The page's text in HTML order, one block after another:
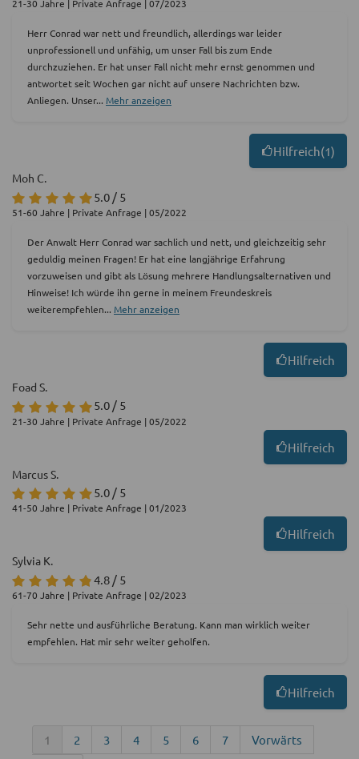
21-30 Jahre | Private Anfrage | 07/2023
Herr Conrad war nett und freundlich, allerdings war leider
unprofessionell und unfähig, um unser Fall bis zum Ende
durchzuziehen. Er hat unser Fall nicht mehr ernst genommen und
antwortet seit Wochen gar nicht auf unsere Nachrichten bzw.
Anliegen. Unser... Mehr anzeigen
Hilfreich(1)
Moh C.
5.0 / 5
51-60 Jahre | Private Anfrage | 05/2022
Der Anwalt Herr Conrad war sachlich und nett, und gleichzeitig sehr
geduldig meinen Fragen! Er hat eine langjährige Erfahrung
vorzuweisen und gibt als Lösung mehrere Handlungsalternativen und
Hinweise! Ich würde ihn gerne in meinem Freundeskreis
weiterempfehlen... Mehr anzeigen
Hilfreich
Foad S.
5.0 / 5
21-30 Jahre | Private Anfrage | 05/2022
Hilfreich
Marcus S.
5.0 / 5
41-50 Jahre | Private Anfrage | 01/2023
Hilfreich
Sylvia K.
4.8 / 5
61-70 Jahre | Private Anfrage | 02/2023
Sehr nette und ausführliche Beratung. Kann man wirklich weiter
empfehlen. Hat mir sehr weiter geholfen.
Hilfreich
1 2 3 4 5 6 7
Vorwärts